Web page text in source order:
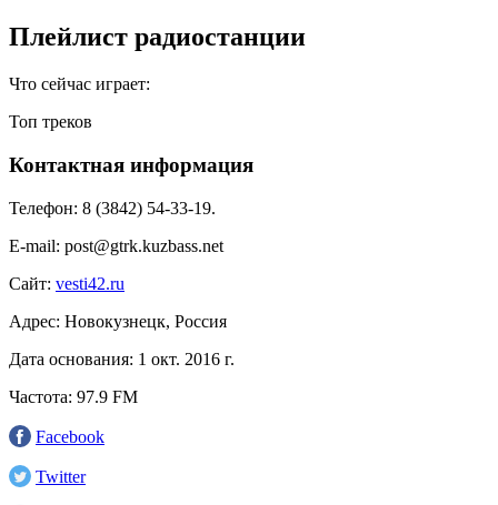
Плейлист радиостанции
Что сейчас играет:
Топ треков
Контактная информация
Телефон: 8 (3842) 54-33-19.
E-mail: post@gtrk.kuzbass.net
Сайт: vesti42.ru
Адрес: Новокузнецк, Россия
Дата основания: 1 окт. 2016 г.
Частота: 97.9 FM
Facebook
Twitter